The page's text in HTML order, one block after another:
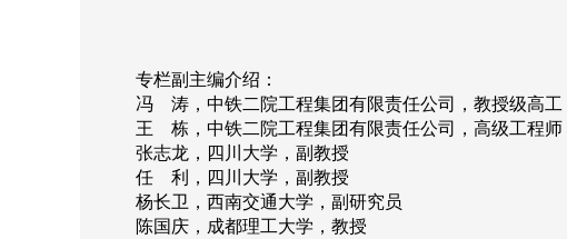
专栏副主编介绍：
冯 涛，中铁二院工程集团有限责任公司，教授级高工
王 栋，中铁二院工程集团有限责任公司，高级工程师
张志龙，四川大学，副教授
任 利，四川大学，副教授
杨长卫，西南交通大学，副研究员
陈国庆，成都理工大学，教授